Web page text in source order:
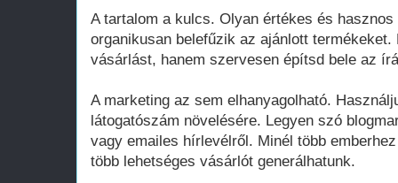
A tartalom a kulcs. Olyan értékes és
organikusan belefűzik az ajánlott
vásárlást, hanem szervesen építsd bele az
A marketing az sem elhanyagolható.
látogatószám növelésére. Legyen szó
vagy emailes hírlevélről. Minél több
több lehetséges vásárlót generálhatunk.